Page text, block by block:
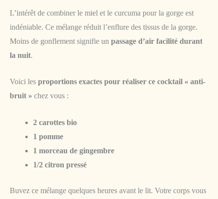
L’intérêt de combiner le miel et le curcuma pour la gorge est
indéniable. Ce mélange réduit l’enflure des tissus de la gorge.
Moins de gonflement signifie un passage d’air facilité durant
la nuit.
Voici les proportions exactes pour réaliser ce cocktail « anti-
bruit » chez vous :
2 carottes bio
1 pomme
1 morceau de gingembre
1/2 citron pressé
Buvez ce mélange quelques heures avant le lit. Votre corps vous